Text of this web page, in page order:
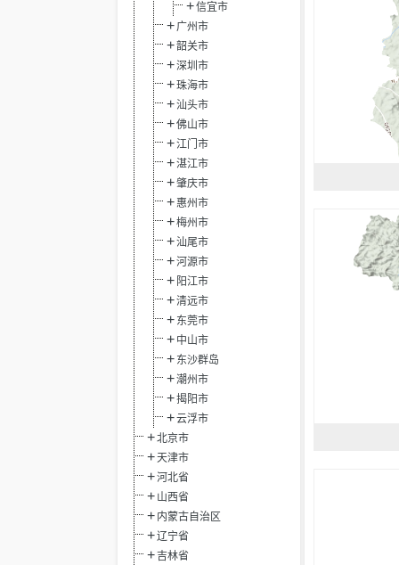
信宜市
广州市
韶关市
深圳市
珠海市
汕头市
佛山市
江门市
湛江市
肇庆市
惠州市
梅州市
汕尾市
河源市
阳江市
清远市
东莞市
中山市
东沙群岛
潮州市
揭阳市
云浮市
北京市
天津市
河北省
山西省
内蒙古自治区
辽宁省
吉林省